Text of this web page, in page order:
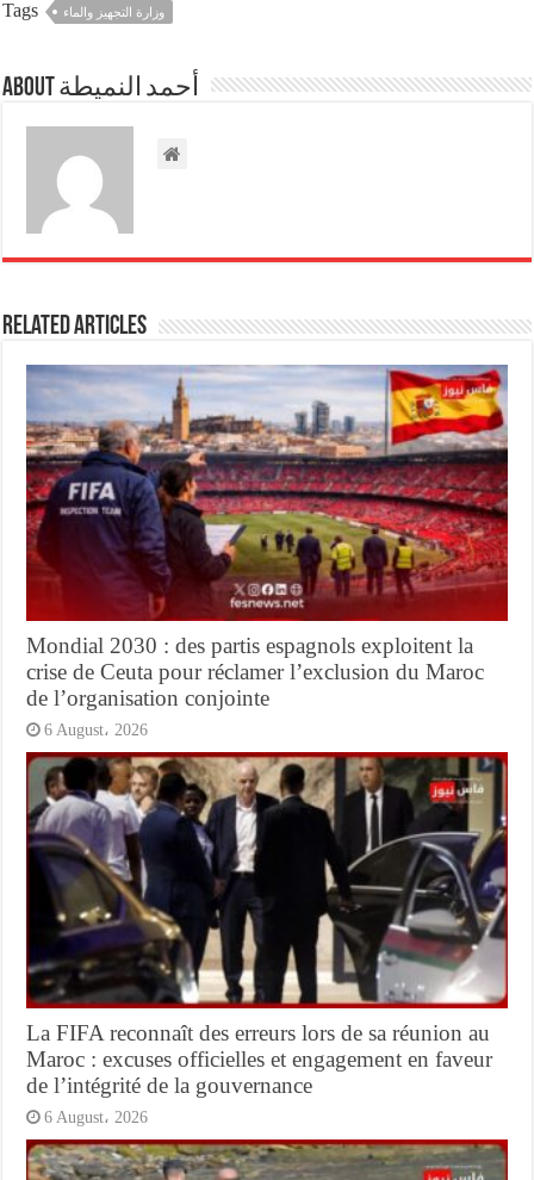
Tags وزارة التجهيز والماء
About أحمد النميطة
Related Articles
Mondial 2030 : des partis espagnols exploitent la
crise de Ceuta pour réclamer l’exclusion du Maroc
de l’organisation conjointe
6 August، 2026
La FIFA reconnaît des erreurs lors de sa réunion au
Maroc : excuses officielles et engagement en faveur
de l’intégrité de la gouvernance
6 August، 2026